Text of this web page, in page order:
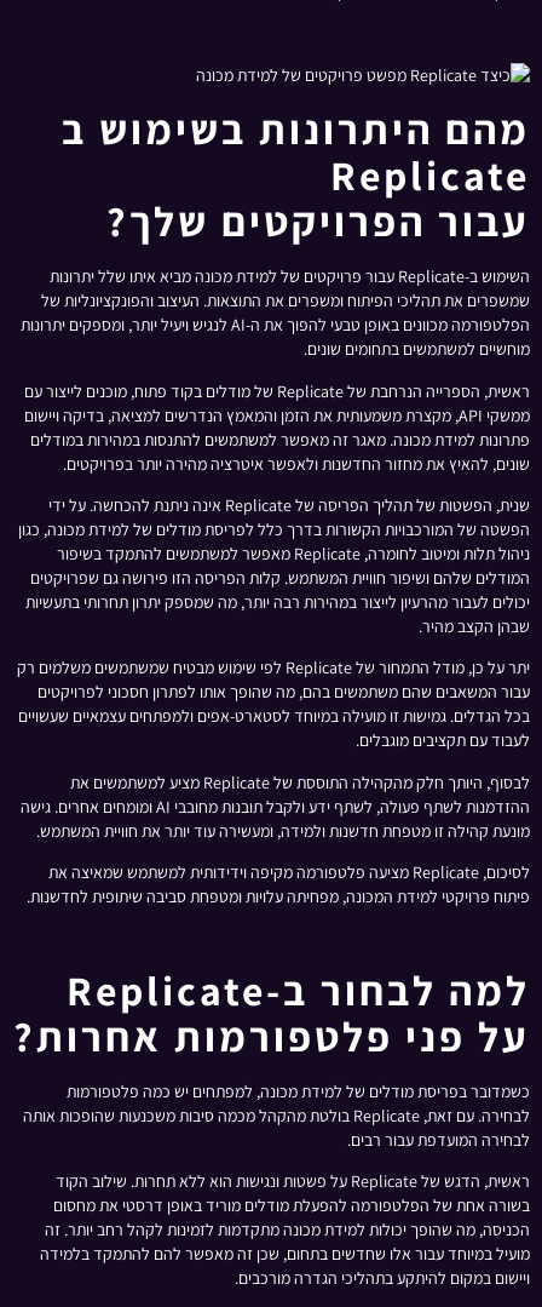
מהם היתרונות בשימוש ב
Replicate
עבור הפרויקטים שלך?
השימוש ב-Replicate עבור פרויקטים של למידת מכונה מביא איתו שלל יתרונות
שמשפרים את תהליכי הפיתוח ומשפרים את התוצאות. העיצוב והפונקציונליות של
הפלטפורמה מכוונים באופן טבעי להפוך את ה-AI לנגיש ויעיל יותר, ומספקים יתרונות
מוחשיים למשתמשים בתחומים שונים.
ראשית, הספרייה הנרחבת של Replicate של מודלים בקוד פתוח, מוכנים לייצור עם
ממשקי API, מקצרת משמעותית את הזמן והמאמץ הנדרשים למציאה, בדיקה ויישום
פתרונות למידת מכונה. מאגר זה מאפשר למשתמשים להתנסות במהירות במודלים
שונים, להאיץ את מחזור החדשנות ולאפשר איטרציה מהירה יותר בפרויקטים.
שנית, הפשטות של תהליך הפריסה של Replicate אינה ניתנת להכחשה. על ידי
הפשטה של המורכבויות הקשורות בדרך כלל לפריסת מודלים של למידת מכונה, כגון
ניהול תלות ומיטוב לחומרה, Replicate מאפשר למשתמשים להתמקד בשיפור
המודלים שלהם ושיפור חוויית המשתמש. קלות הפריסה הזו פירושה גם שפרויקטים
יכולים לעבור מהרעיון לייצור במהירות רבה יותר, מה שמספק יתרון תחרותי בתעשיות
שבהן הקצב מהיר.
יתר על כן, מודל התמחור של Replicate לפי שימוש מבטיח שמשתמשים משלמים רק
עבור המשאבים שהם משתמשים בהם, מה שהופך אותו לפתרון חסכוני לפרויקטים
בכל הגדלים. גמישות זו מועילה במיוחד לסטארט-אפים ולמפתחים עצמאיים שעשויים
לעבוד עם תקציבים מוגבלים.
לבסוף, היותך חלק מהקהילה התוססת של Replicate מציע למשתמשים את
ההזדמנות לשתף פעולה, לשתף ידע ולקבל תובנות מחובבי AI ומומחים אחרים. גישה
מונעת קהילה זו מטפחת חדשנות ולמידה, ומעשירה עוד יותר את חוויית המשתמש.
לסיכום, Replicate מציעה פלטפורמה מקיפה וידידותית למשתמש שמאיצה את
פיתוח פרויקטי למידת המכונה, מפחיתה עלויות ומטפחת סביבה שיתופית לחדשנות.
למה לבחור ב-Replicate
על פני פלטפורמות אחרות?
כשמדובר בפריסת מודלים של למידת מכונה, למפתחים יש כמה פלטפורמות
לבחירה. עם זאת, Replicate בולטת מהקהל מכמה סיבות משכנעות שהופכות אותה
לבחירה המועדפת עבור רבים.
ראשית, הדגש של Replicate על פשטות ונגישות הוא ללא תחרות. שילוב הקוד
בשורה אחת של הפלטפורמה להפעלת מודלים מוריד באופן דרסטי את מחסום
הכניסה, מה שהופך יכולות למידת מכונה מתקדמות לזמינות לקהל רחב יותר. זה
מועיל במיוחד עבור אלו שחדשים בתחום, שכן זה מאפשר להם להתמקד בלמידה
ויישום במקום להיתקע בתהליכי הגדרה מורכבים.